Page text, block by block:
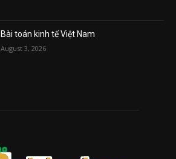
Bài toán kinh tế Việt Nam
August 3, 2026